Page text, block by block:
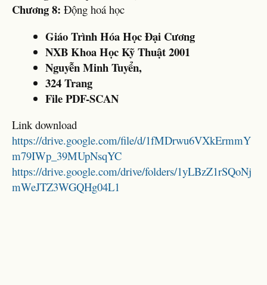
Chương 8: Động hoá học
Giáo Trình Hóa Học Đại Cương
NXB Khoa Học Kỹ Thuật 2001
Nguyễn Minh Tuyển,
324 Trang
File PDF-SCAN
Link download
https://drive.google.com/file/d/1fMDrwu6VXkErmmY
m79IWp_39MUpNsqYC
https://drive.google.com/drive/folders/1yLBzZ1rSQoNj
mWeJTZ3WGQHg04L1